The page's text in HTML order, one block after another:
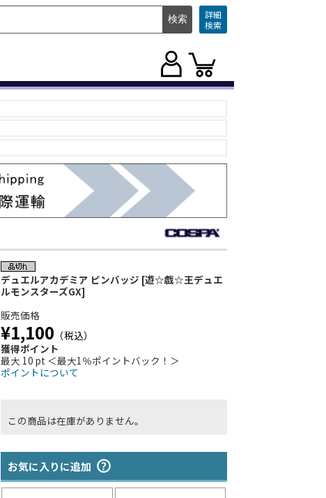
詳細
検索
デュエルアカデミア ピンバッジ [遊☆戯☆王デュエ
ルモンスターズGX]
販売価格
¥1,100 （税込）
獲得ポイント
最大 10 pt ＜最大1％ポイントバック！＞
ポイントについて
この商品は在庫がありません。
お気に入りに追加